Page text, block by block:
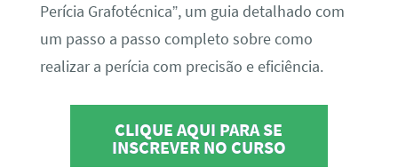
Perícia Grafotécnica”, um guia detalhado com
um passo a passo completo sobre como
realizar a perícia com precisão e eficiência.
CLIQUE AQUI PARA SE
INSCREVER NO CURSO